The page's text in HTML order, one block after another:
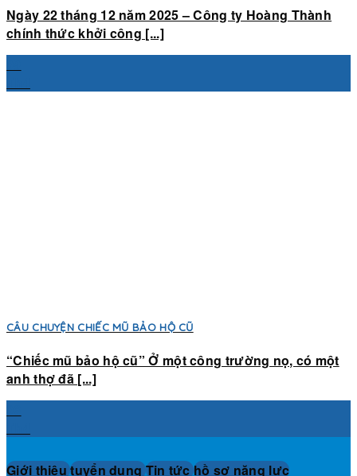
Ngày 22 tháng 12 năm 2025 – Công ty Hoàng Thành
chính thức khởi công [...]
CÂU CHUYỆN CHIẾC MŨ BẢO HỘ CŨ
“Chiếc mũ bảo hộ cũ” Ở một công trường nọ, có một
anh thợ đã [...]
Giới thiệu tuyển dụng Tin tức hồ sơ năng lực